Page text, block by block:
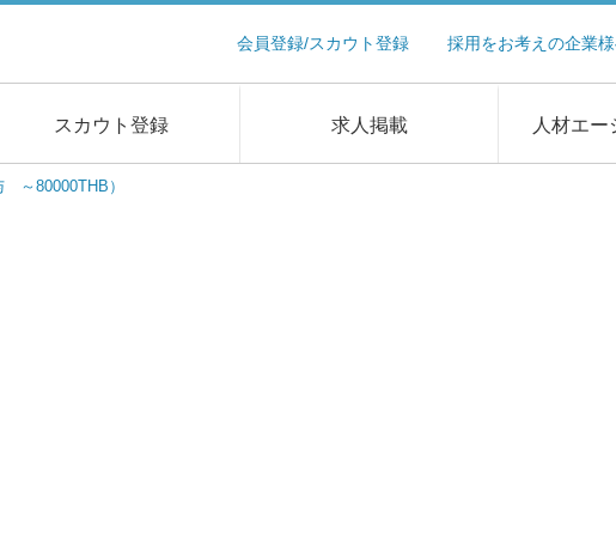
会員登録/スカウト登録 採用をお考えの企業
スカウト登録 求人掲載 人材エ
～80000THB）